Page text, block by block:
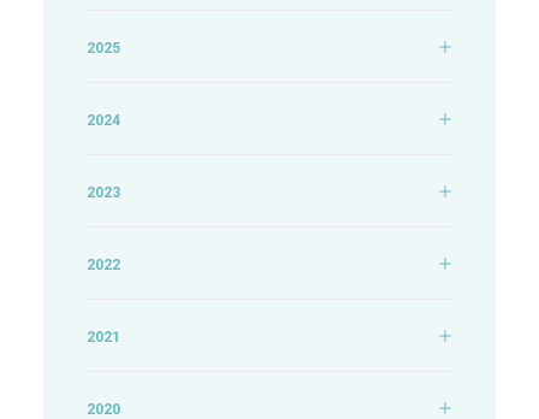
2025
2024
2023
2022
2021
2020